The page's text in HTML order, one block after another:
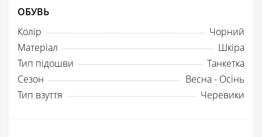
ОБУВЬ
Колір
Чорний
Матеріал
Шкіра
Тип підошви
Танкетка
Сезон
Весна - Осінь
Тип взуття
Черевики